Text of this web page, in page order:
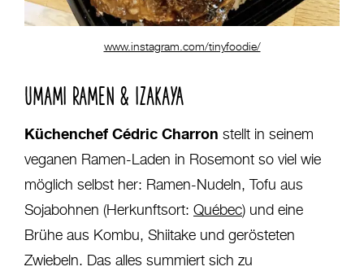
www.instagram.com/tinyfoodie/
UMAMI RAMEN & IZAKAYA
Küchenchef Cédric Charron stellt in seinem
veganen Ramen-Laden in Rosemont so viel wie
möglich selbst her: Ramen-Nudeln, Tofu aus
Sojabohnen (Herkunftsort: Québec) und eine
Brühe aus Kombu, Shiitake und gerösteten
Zwiebeln. Das alles summiert sich zu